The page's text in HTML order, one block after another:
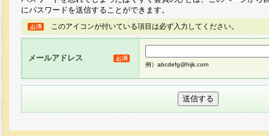
にパスワードを送信することができます。
このアイコンが付いている項目は必ず入力してください。
メールアドレス
例）abcdefg@hijk.com